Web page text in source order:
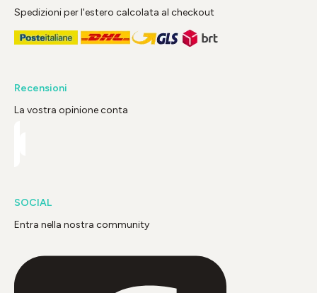
Spedizioni per l'estero calcolata al checkout
Recensioni
La vostra opinione conta
SOCIAL
Entra nella nostra community